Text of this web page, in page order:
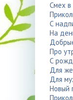
Смех в
С
На
Про
С
Для
Для
Новый